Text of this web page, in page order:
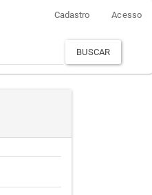
Cadastro Acesso
BUSCAR